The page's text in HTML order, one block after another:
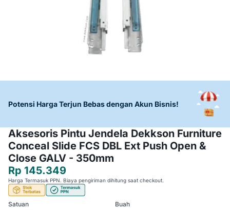
Potensi Harga Terjun Bebas dengan Akun Bisnis!
Aksesoris Pintu Jendela Dekkson Furniture
Conceal Slide FCS DBL Ext Push Open &
Close GALV - 350mm
Rp 145.349
Harga Termasuk PPN. Biaya pengiriman dihitung saat checkout.
Satuan Buah